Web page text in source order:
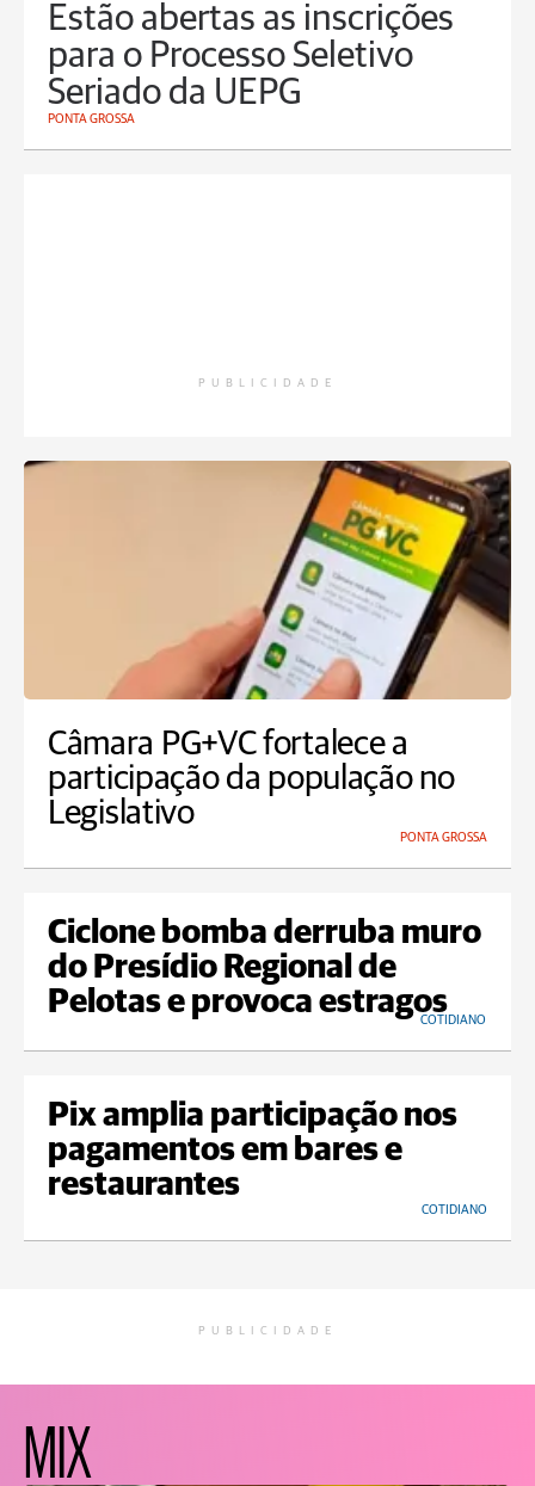
Estão abertas as inscrições
para o Processo Seletivo
Seriado da UEPG
PONTA GROSSA
PUBLICIDADE
Câmara PG+VC fortalece a
participação da população no
Legislativo
PONTA GROSSA
Ciclone bomba derruba muro
do Presídio Regional de
Pelotas e provoca estragos
COTIDIANO
Pix amplia participação nos
pagamentos em bares e
restaurantes
COTIDIANO
PUBLICIDADE
MIX